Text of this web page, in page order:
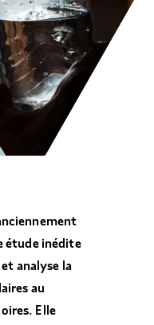
étude inédite
analyse la
au
Elle